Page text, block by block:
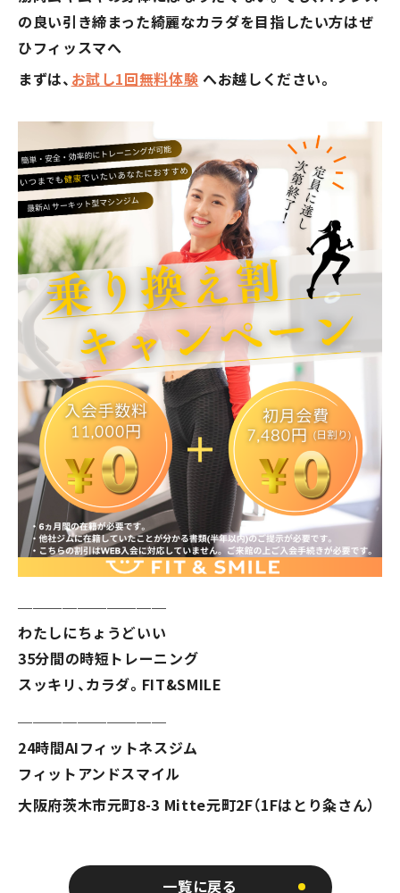
の良い引き締まった綺麗なカラダを目指したい方はぜ
ひフィッスマへ
まずは、 お試し1回無料体験 へお越しください。
わたしにちょうどいい
35分間の時短トレーニング
スッキリ、カラダ。FIT&SMILE
24時間AIフィットネスジム
フィットアンドスマイル
大阪府茨木市元町8-3 Mitte元町2F（1Fはとり粂さん）
一覧に戻る
（最終更新日時：2026年8月8日23時18分）
表示されない場合はこちら
マークが表す館内人数の目安
※人数は館内に居るすべての人数になりますのでキャス
トも含まれます